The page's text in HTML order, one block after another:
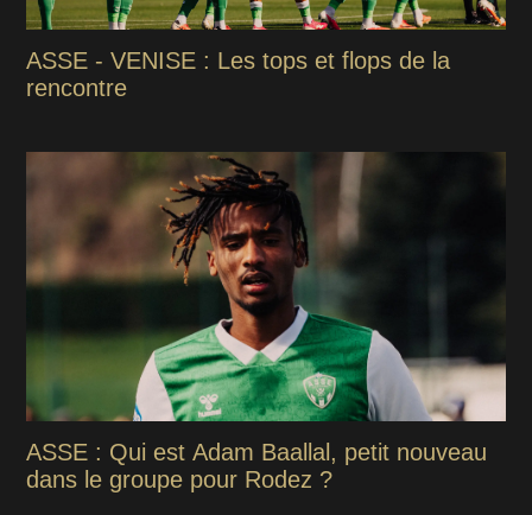
ASSE - VENISE : Les tops et flops de la
rencontre
ASSE : Qui est Adam Baallal, petit nouveau
dans le groupe pour Rodez ?